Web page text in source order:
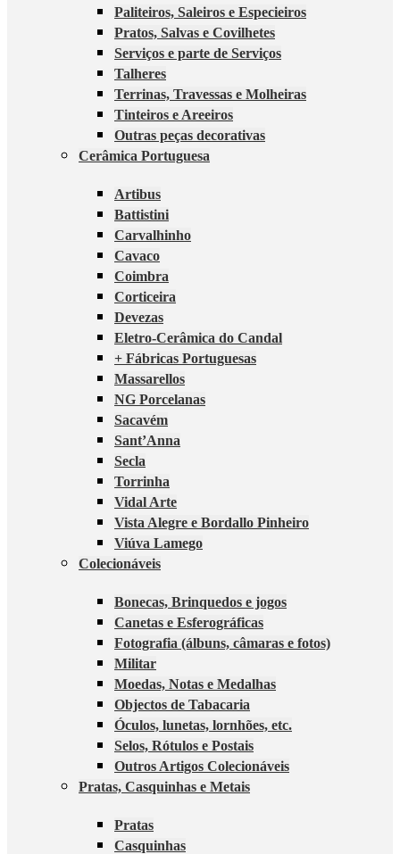
Paliteiros, Saleiros e Especieiros
Pratos, Salvas e Covilhetes
Serviços e parte de Serviços
Talheres
Terrinas, Travessas e Molheiras
Tinteiros e Areeiros
Outras peças decorativas
Cerâmica Portuguesa
Artibus
Battistini
Carvalhinho
Cavaco
Coimbra
Corticeira
Devezas
Eletro-Cerâmica do Candal
+ Fábricas Portuguesas
Massarellos
NG Porcelanas
Sacavém
Sant’Anna
Secla
Torrinha
Vidal Arte
Vista Alegre e Bordallo Pinheiro
Viúva Lamego
Colecionáveis
Bonecas, Brinquedos e jogos
Canetas e Esferográficas
Fotografia (álbuns, câmaras e fotos)
Militar
Moedas, Notas e Medalhas
Objectos de Tabacaria
Óculos, lunetas, lornhões, etc.
Selos, Rótulos e Postais
Outros Artigos Colecionáveis
Pratas, Casquinhas e Metais
Pratas
Casquinhas